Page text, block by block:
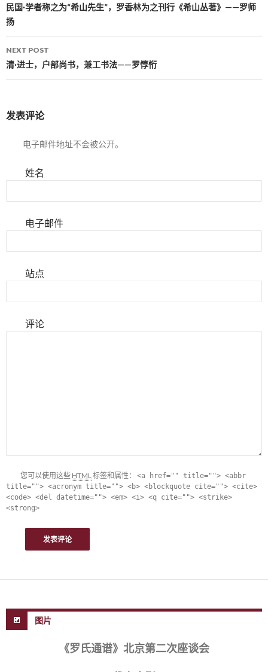
Post navigation
民国·学者称之为“希山先生”，罗香林为之刊行《希山丛著》——罗师
扬
NEXT POST
清·进士，户部尚书，兼工书法——罗惇㤚
发表评论
电子邮件地址不会被公开。
姓名
电子邮件
站点
评论
您可以使用这些 HTML标签和属性： <a href="" title=""> <abbr
title=""> <acronym title=""> <b> <blockquote cite=""> <cite>
<code> <del datetime=""> <em> <i> <q cite=""> <strike>
<strong>
图片
《罗氏通谱》北京第二次座谈会